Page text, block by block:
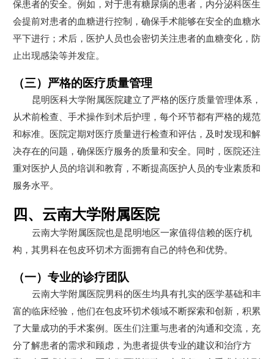
保患者的安全。例如，对于患有糖尿病的患者，内分泌科医生
会提前对患者的血糖进行控制，确保手术能够在安全的血糖水
平下进行；术后，医护人员也会密切关注患者的血糖变化，防
止出现感染等并发症。
（三）严格的医疗质量管理
昆明医科大学附属医院建立了严格的医疗质量管理体系，
从术前检查、手术操作到术后护理，每个环节都有严格的规范
和标准。医院定期对医疗质量进行检查和评估，及时发现和解
决存在的问题，确保医疗服务的质量和安全。同时，医院还注
重对医护人员的培训和教育，不断提高医护人员的专业素质和
服务水平。
四、云南大学附属医院
云南大学附属医院也是昆明地区一家值得信赖的医疗机
构，其男科在包皮环切术方面拥有自己的特色和优势。
（一）专业的诊疗团队
云南大学附属医院男科的医生均具有扎实的医学基础和丰
富的临床经验，他们在包皮环切术领域不断探索和创新，积累
了大量成功的手术案例。医生们注重与患者的沟通和交流，充
分了解患者的需求和顾虑，为患者提供专业的建议和治疗方